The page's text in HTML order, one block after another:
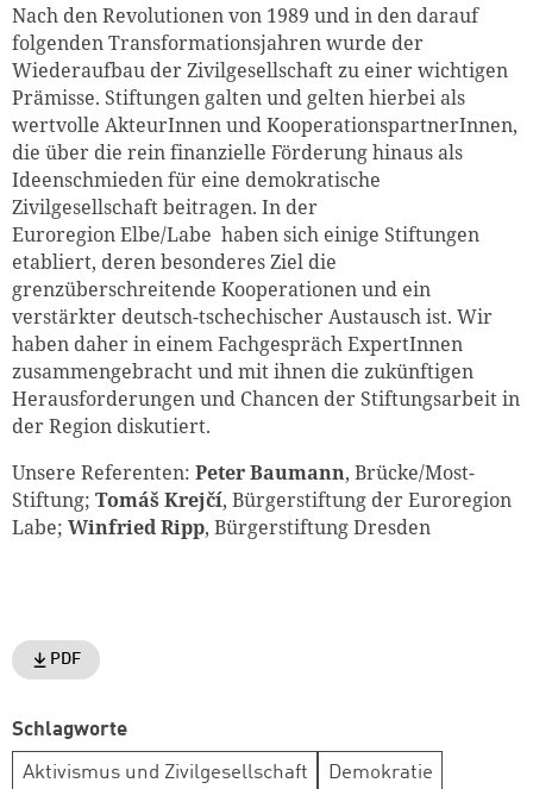
Nach den Revolutionen von 1989 und in den darauf
folgenden Transformationsjahren wurde der
Wiederaufbau der Zivilgesellschaft zu einer wichtigen
Prämisse. Stiftungen galten und gelten hierbei als
wertvolle AkteurInnen und KooperationspartnerInnen,
die über die rein finanzielle Förderung hinaus als
Ideenschmieden für eine demokratische
Zivilgesellschaft beitragen. In der
Euroregion Elbe/Labe haben sich einige Stiftungen
etabliert, deren besonderes Ziel die
grenzüberschreitende Kooperationen und ein
verstärkter deutsch-tschechischer Austausch ist. Wir
haben daher in einem Fachgespräch ExpertInnen
zusammengebracht und mit ihnen die zukünftigen
Herausforderungen und Chancen der Stiftungsarbeit in
der Region diskutiert.
Unsere Referenten: Peter Baumann, Brücke/Most-
Stiftung; Tomáš Krejčí, Bürgerstiftung der Euroregion
Labe; Winfried Ripp, Bürgerstiftung Dresden
PDF
Schlagworte
Aktivismus und Zivilgesellschaft Demokratie